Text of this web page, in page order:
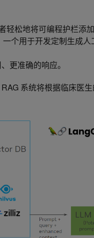
轻松地将可编程护栏添
个用于开发定制生成人
更准确的响应。
系统将根据临床医